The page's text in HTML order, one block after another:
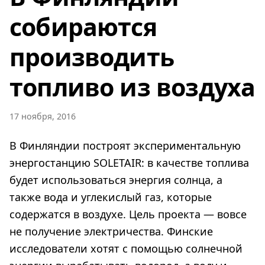
собираются
производить
топливо из воздуха
17 ноября, 2016
В Финляндии построят экспериментальную
энергостанцию SOLETAIR: в качестве топлива
будет использоваться энергия солнца, а
также вода и углекислый газ, которые
содержатся в воздухе. Цель проекта — вовсе
не получение электричества. Финские
исследователи хотят с помощью солнечной